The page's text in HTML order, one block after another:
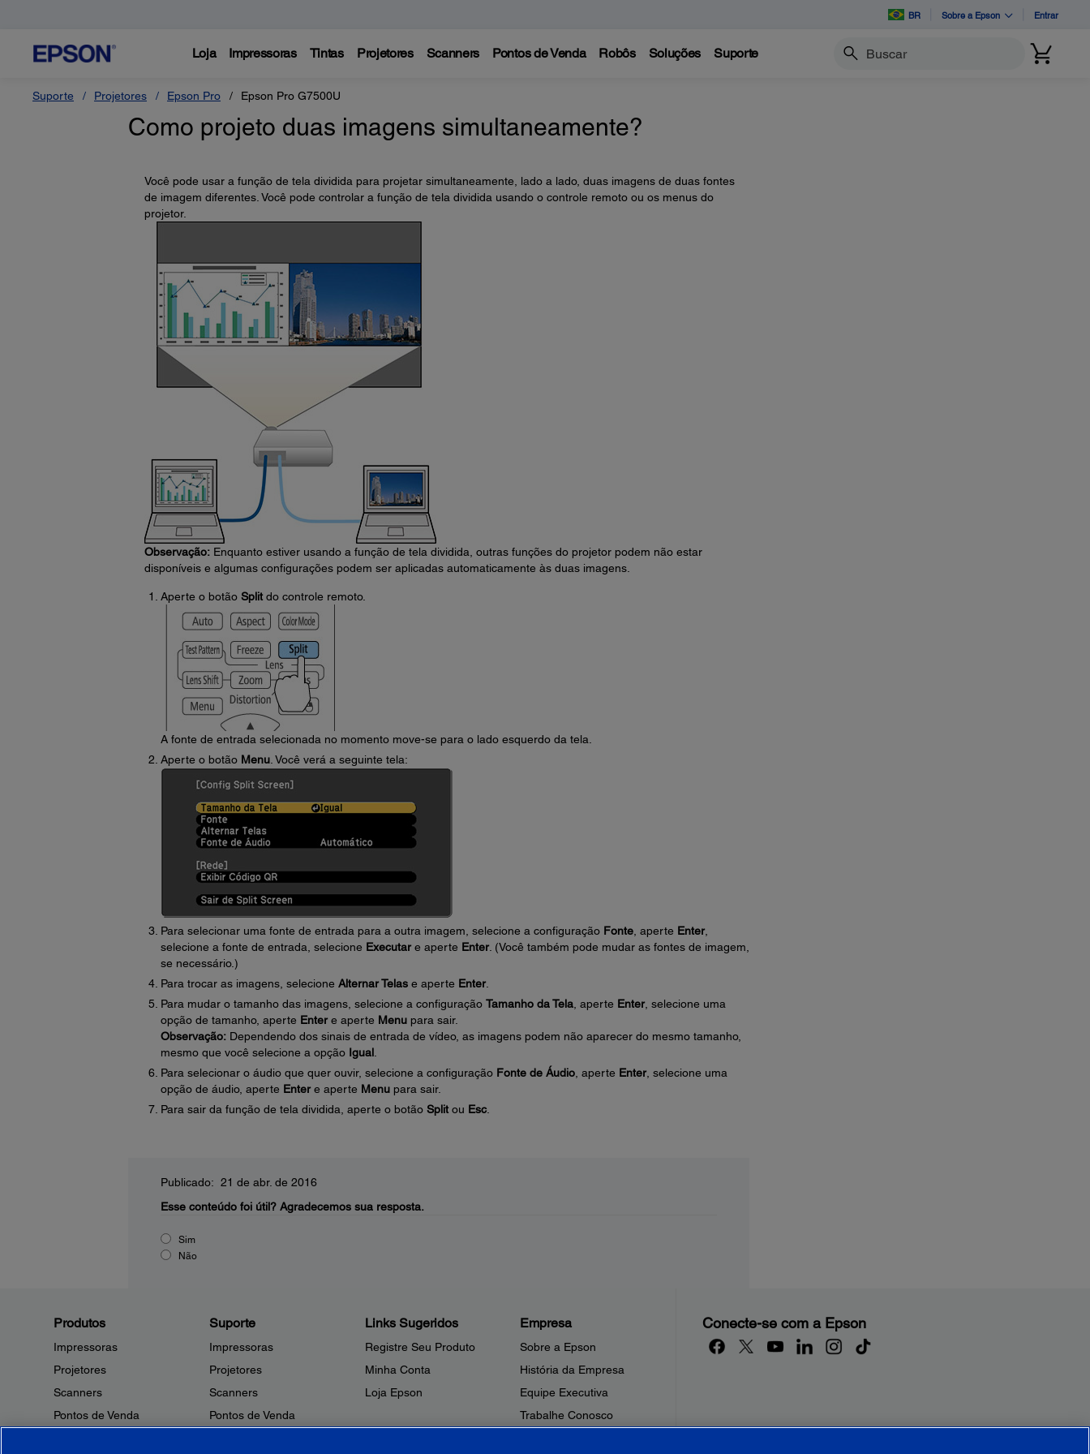
BR Sobre a Epson Entrar
Loja Impressoras Tintas Projetores Scanners Pontos de Venda Robôs Soluções Suporte Buscar
Suporte Projetores Epson Pro Epson Pro G7500U
Como projeto duas imagens simultaneamente?
Você pode usar a função de tela dividida para projetar simultaneamente, lado a lado, duas imagens de duas fontes
de imagem diferentes. Você pode controlar a função de tela dividida usando o controle remoto ou os menus do
projetor.
Observação:Enquanto estiver usando a função de tela dividida, outras funções do projetor podem não estar
disponíveis e algumas configurações podem ser aplicadas automaticamente às duas imagens.
Aperte o botão Splitdo controle remoto.
A fonte de entrada selecionada no momento move-se para o lado esquerdo da tela.
Aperte o botão Menu. Você verá a seguinte tela:
Para selecionar uma fonte de entrada para a outra imagem, selecione a configuração Fonte, aperte Enter,
selecione a fonte de entrada, selecione Executare aperte Enter. (Você também pode mudar as fontes de imagem,
se necessário.)
Para trocar as imagens, selecione Alternar Telase aperte Enter.
Para mudar o tamanho das imagens, selecione a configuração Tamanho da Tela, aperte Enter, selecione uma
opção de tamanho, aperte Entere aperte Menupara sair.
Observação:Dependendo dos sinais de entrada de vídeo, as imagens podem não aparecer do mesmo tamanho,
mesmo que você selecione a opção Igual.
Para selecionar o áudio que quer ouvir, selecione a configuração Fonte de Áudio, aperte Enter, selecione uma
opção de áudio, aperte Entere aperte Menupara sair.
Para sair da função de tela dividida, aperte o botão Splitou Esc.
Publicado: 21 de abr. de 2016
Esse conteúdo foi útil? Agradecemos sua resposta.
Sim
Não
Produtos
Impressoras
Projetores
Scanners
Pontos de Venda
Suporte
Impressoras
Projetores
Scanners
Pontos de Venda
Links Sugeridos
Registre Seu Produto
Minha Conta
Loja Epson
Empresa
Sobre a Epson
História da Empresa
Equipe Executiva
Trabalhe Conosco
Conecte-se com a Epson